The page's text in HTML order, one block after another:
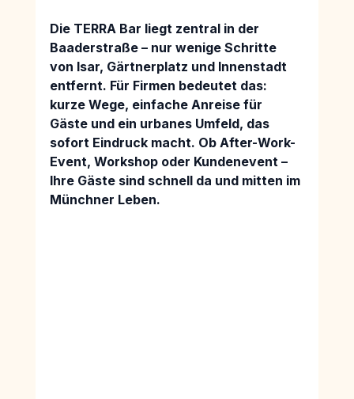
Die TERRA Bar liegt zentral in der
Baaderstraße – nur wenige Schritte
von Isar, Gärtnerplatz und Innenstadt
entfernt. Für Firmen bedeutet das:
kurze Wege, einfache Anreise für
Gäste und ein urbanes Umfeld, das
sofort Eindruck macht. Ob After-Work-
Event, Workshop oder Kundenevent –
Ihre Gäste sind schnell da und mitten im
Münchner Leben.